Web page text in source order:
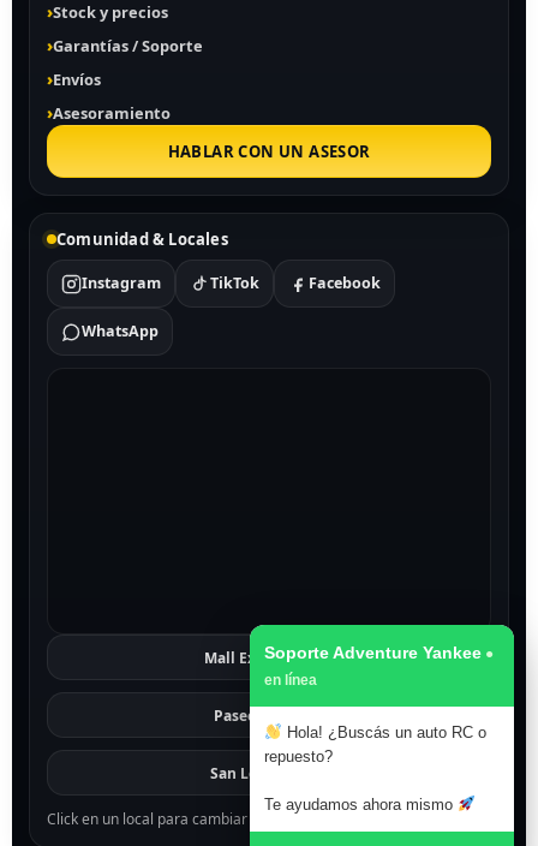
Stock y precios
Garantías / Soporte
Envíos
Asesoramiento
HABLAR CON UN ASESOR
Comunidad & Locales
Instagram TikTok Facebook
WhatsApp
Mall Excelsior Ver
Paseo 1811
San Lorenzo
Click en un local para cambiar el mapa.
Soporte Adventure Yankee
Hola! ¿Buscás un auto RC o
repuesto?
Te ayudamos ahora mismo